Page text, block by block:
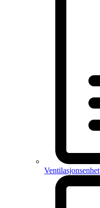
Ventilasjonsenhet